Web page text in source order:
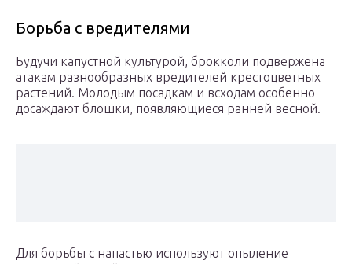
Борьба с вредителями
Будучи капустной культурой, брокколи подвержена
атакам разнообразных вредителей крестоцветных
растений. Молодым посадкам и всходам особенно
досаждают блошки, появляющиеся ранней весной.
Для борьбы с напастью используют опыление